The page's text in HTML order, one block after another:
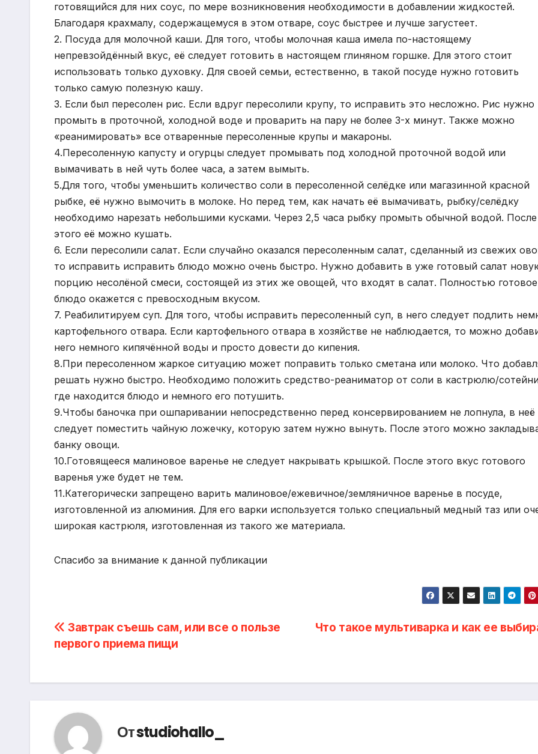
готовящийся для них соус, по мере возникновения необходимости в добавлении жидкостей.
Благодаря крахмалу, содержащемуся в этом отваре, соус быстрее и лучше загустеет.
2. Посуда для молочной каши. Для того, чтобы молочная каша имела по-настоящему
непревзойдённый вкус, её следует готовить в настоящем глиняном горшке. Для этого стоит
использовать только духовку. Для своей семьи, естественно, в такой посуде нужно готовить
только самую полезную кашу.
3. Если был пересолен рис. Если вдруг пересолили крупу, то исправить это несложно. Рис нужно
промыть в проточной, холодной воде и проварить на пару не более 3-х минут. Также можно
«реанимировать» все отваренные пересоленные крупы и макароны.
4.Пересоленную капусту и огурцы следует промывать под холодной проточной водой или
вымачивать в ней чуть более часа, а затем вымыть.
5.Для того, чтобы уменьшить количество соли в пересоленной селёдке или магазинной красной
рыбке, её нужно вымочить в молоке. Но перед тем, как начать её вымачивать, рыбку/селёдку
необходимо нарезать небольшими кусками. Через 2,5 часа рыбку промыть обычной водой. После
этого её можно кушать.
6. Если пересолили салат. Если случайно оказался пересоленным салат, сделанный из свежих
то исправить исправить блюдо можно очень быстро. Нужно добавить в уже готовый салат
порцию несолёной смеси, состоящей из этих же овощей, что входят в салат. Полностью готовое
блюдо окажется с превосходным вкусом.
7. Реабилитируем суп. Для того, чтобы исправить пересоленный суп, в него следует подлить
картофельного отвара. Если картофельного отвара в хозяйстве не наблюдается, то можно
него немного кипячённой воды и просто довести до кипения.
8.При пересоленном жаркое ситуацию может поправить только сметана или молоко. Что
решать нужно быстро. Необходимо положить средство-реаниматор от соли в кастрюлю/
где находится блюдо и немного его потушить.
9.Чтобы баночка при ошпаривании непосредственно перед консервированием не лопнула, в неё
следует поместить чайную ложечку, которую затем нужно вынуть. После этого можно
банку овощи.
10.Готовящееся малиновое варенье не следует накрывать крышкой. После этого вкус готового
варенья уже будет не тем.
11.Категорически запрещено варить малиновое/ежевичное/земляничное варенье в посуде,
изготовленной из алюминия. Для его варки используется только специальный медный таз или
широкая кастрюля, изготовленная из такого же материала.
Спасибо за внимание к данной публикации
Навигация
по
записям
Что такое мультиварка и как ее
Завтрак съешь сам, или все о пользе
первого приема пищи
Отstudiohallo_